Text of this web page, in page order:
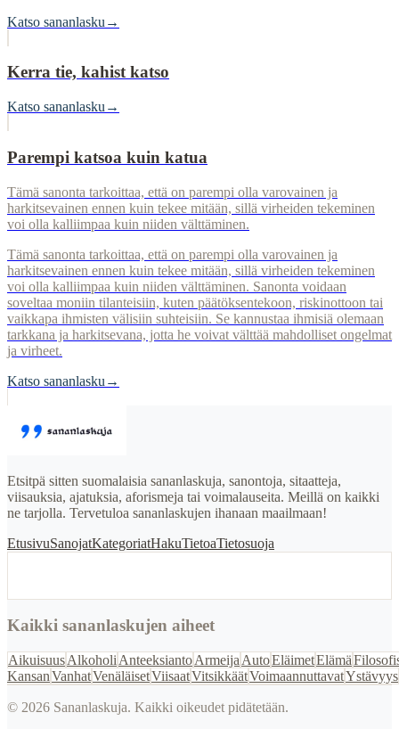
Katso sananlasku →
Kerra tie, kahist katso
Katso sananlasku →
Parempi katsoa kuin katua
Tämä sanonta tarkoittaa, että on parempi olla varovainen ja
harkitsevainen ennen kuin tekee mitään, sillä virheiden tekeminen
voi olla kalliimpaa kuin niiden välttäminen.
Tämä sanonta tarkoittaa, että on parempi olla varovainen ja
harkitsevainen ennen kuin tekee mitään, sillä virheiden tekeminen
voi olla kalliimpaa kuin niiden välttäminen. Sanonta voidaan
soveltaa moniin tilanteisiin, kuten päätöksentekoon, riskinottoon tai
vaikkapa ihmisten välisiin suhteisiin. Se kannustaa ihmisiä olemaan
tarkkana ja harkitsevana, jotta he voivat välttää mahdolliset ongelmat
ja virheet.
Katso sananlasku →
Etsitpä sitten suomalaisia sananlaskuja, sanontoja, sitaatteja,
viisauksia, ajatuksia, aforismeja tai voimalauseita. Meillä on kaikki
ne tarjolla. Tervetuloa sananlaskujen ihanaan maailmaan!
EtusivuSanojatKategoriatHakuTietoaTietosuoja
Kaikki sananlaskujen aiheet
AikuisuusAlkoholi AnteeksiantoArmeija AutoEläimetElämä
KansanVanhatVenäläisetViisaatVitsikkäätVoimaannuttavatYstävyys
© 2026 Sananlaskuja. Kaikki oikeudet pidätetään.